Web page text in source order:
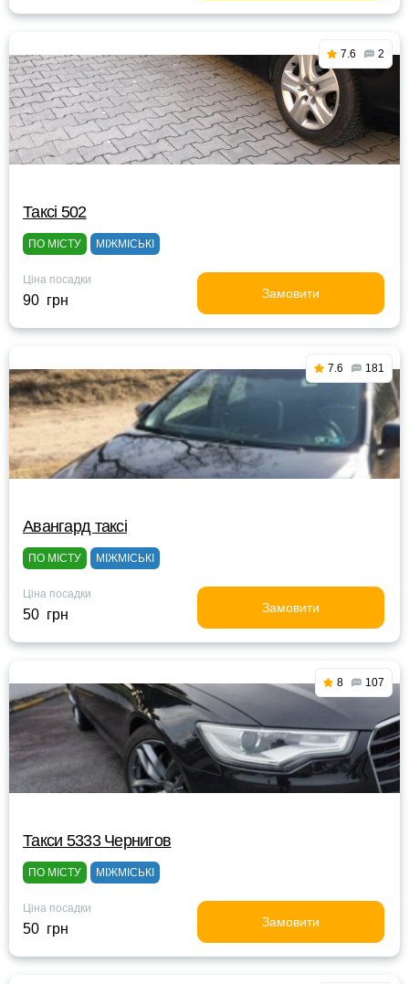
7.6 2
Таксі 502
ПО МІСТУ МІЖМІСЬКІ
Ціна посадки
90 грн Замовити
7.6 181
Авангард таксі
ПО МІСТУ МІЖМІСЬКІ
Ціна посадки
50 грн Замовити
8 107
Такси 5333 Чернигов
ПО МІСТУ МІЖМІСЬКІ
Ціна посадки
50 грн Замовити